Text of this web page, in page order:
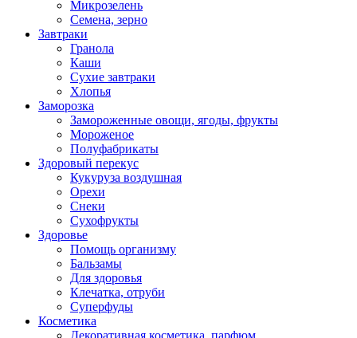
Микрозелень
Семена, зерно
Завтраки
Гранола
Каши
Сухие завтраки
Хлопья
Заморозка
Замороженные овощи, ягоды, фрукты
Мороженое
Полуфабрикаты
Здоровый перекус
Кукуруза воздушная
Орехи
Снеки
Сухофрукты
Здоровье
Помощь организму
Бальзамы
Для здоровья
Клечатка, отруби
Суперфуды
Косметика
Декоративная косметика, парфюм